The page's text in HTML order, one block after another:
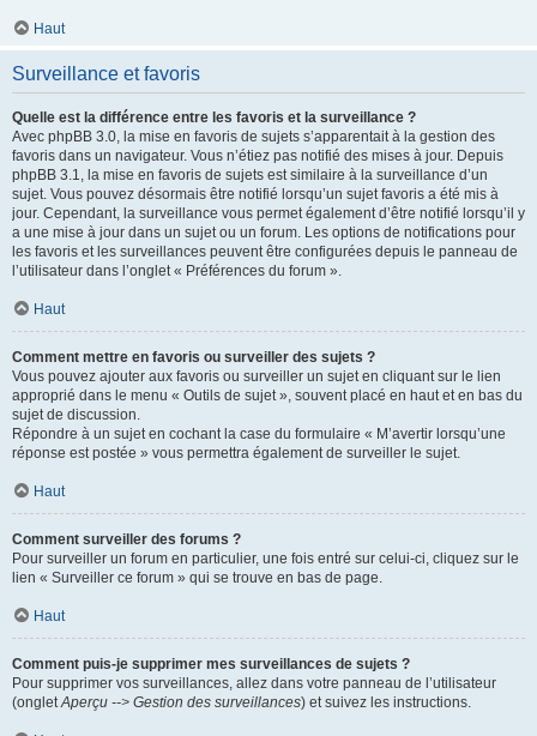
Haut
Surveillance et favoris
Quelle est la différence entre les favoris et la surveillance ?
Avec phpBB 3.0, la mise en favoris de sujets s’apparentait à la gestion des
favoris dans un navigateur. Vous n’étiez pas notifié des mises à jour. Depuis
phpBB 3.1, la mise en favoris de sujets est similaire à la surveillance d’un
sujet. Vous pouvez désormais être notifié lorsqu’un sujet favoris a été mis à
jour. Cependant, la surveillance vous permet également d’être notifié lorsqu’il y
a une mise à jour dans un sujet ou un forum. Les options de notifications pour
les favoris et les surveillances peuvent être configurées depuis le panneau de
l’utilisateur dans l’onglet « Préférences du forum ».
Haut
Comment mettre en favoris ou surveiller des sujets ?
Vous pouvez ajouter aux favoris ou surveiller un sujet en cliquant sur le lien
approprié dans le menu « Outils de sujet », souvent placé en haut et en bas du
sujet de discussion.
Répondre à un sujet en cochant la case du formulaire « M’avertir lorsqu’une
réponse est postée » vous permettra également de surveiller le sujet.
Haut
Comment surveiller des forums ?
Pour surveiller un forum en particulier, une fois entré sur celui-ci, cliquez sur le
lien « Surveiller ce forum » qui se trouve en bas de page.
Haut
Comment puis-je supprimer mes surveillances de sujets ?
Pour supprimer vos surveillances, allez dans votre panneau de l’utilisateur
(ongletAperçu --> Gestion des surveillances) et suivez les instructions.